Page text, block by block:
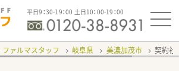
平日9：30-19：00 土日10：00-19：00
ファルマスタッフ 岐阜県 美濃加茂市 契約